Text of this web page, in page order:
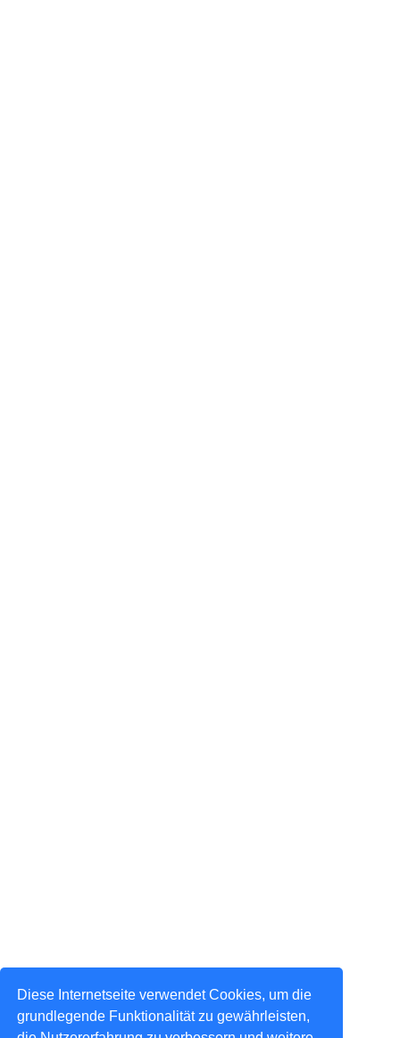
Diese Internetseite verwendet Cookies, um die
grundlegende Funktionalität zu gewährleisten,